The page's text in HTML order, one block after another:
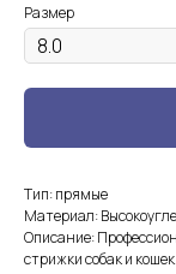
Размер
Тип: прямые
Материал:
Описание:
стрижки собак и